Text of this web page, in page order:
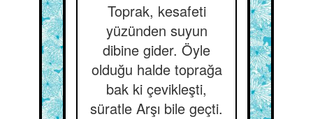
Toprak, kesafeti
yüzünden suyun
dibine gider. Öyle
olduğu halde toprağa
bak ki çevikleşti,
süratle Arşı bile geçti.